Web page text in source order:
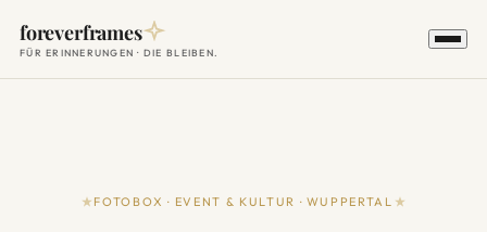
foreverframes
FÜR ERINNERUNGEN · DIE BLEIBEN.
FOTOBOX · EVENT & KULTUR · WUPPERTAL